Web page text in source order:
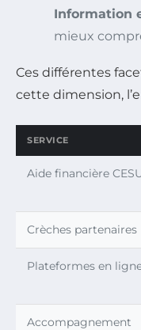
Information
mieux
Ces différentes
cette dimension,
SERVICE
Aide financière
Crèches partenaires
Plateformes en
Accompagnement